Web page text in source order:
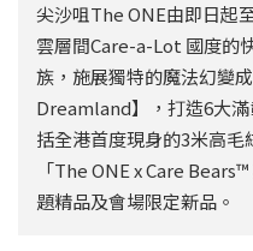
尖沙咀The ONE由即日起
雲層間Care-a-Lot 國度的
族，施展獨特的魔法幻變
Dreamland】，打造6大
括全港首度現身的3米高
「The ONE x Care
題精品及會場限定新品。